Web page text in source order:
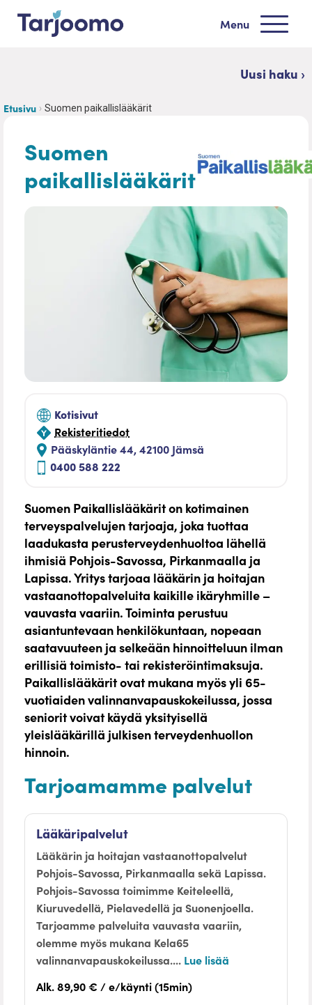
Siirry sisältöön
Menu
Uusi haku ›
Etusivu Suomen paikallislääkärit
Suomen
paikallislääkärit
Pääskyläntie 44, 42100 Jämsä
0400 588 222
Kotisivut
Rekisteritiedot
Suomen Paikallislääkärit on kotimainen
terveyspalvelujen tarjoaja, joka tuottaa
laadukasta perusterveydenhuoltoa lähellä
ihmisiä Pohjois-Savossa, Pirkanmaalla ja
Lapissa. Yritys tarjoaa lääkärin ja hoitajan
vastaanottopalveluita kaikille ikäryhmille –
vauvasta vaariin. Toiminta perustuu
asiantuntevaan henkilökuntaan, nopeaan
saatavuuteen ja selkeään hinnoitteluun ilman
erillisiä toimisto- tai rekisteröintimaksuja.
Paikallislääkärit ovat mukana myös yli 65-
vuotiaiden valinnanvapauskokeilussa, jossa
seniorit voivat käydä yksityisellä
yleislääkärillä julkisen terveydenhuollon
hinnoin.
Tarjoamamme palvelut
Lääkäripalvelut
Lääkärin ja hoitajan vastaanottopalvelut
Pohjois-Savossa, Pirkanmaalla sekä Lapissa.
Pohjois-Savossa toimimme Keiteleellä,
Kiuruvedellä, Pielavedellä ja Suonenjoella.
Tarjoamme palveluita vauvasta vaariin,
olemme myös mukana Kela65
valinnanvapauskokeilussa.... Lue lisää
Alk. 89,90 € / e/käynti (15min)